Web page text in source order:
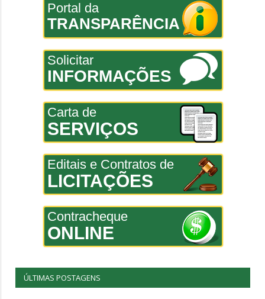
Portal da
TRANSPARÊNCIA
Solicitar
INFORMAÇÕES
Carta de
SERVIÇOS
Editais e Contratos de
LICITAÇÕES
Contracheque
ONLINE
ÚLTIMAS POSTAGENS